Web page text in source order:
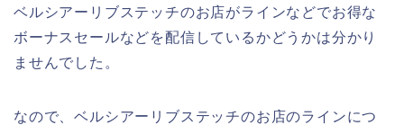
ベルシアーリブステッチのお店がラインなどでお得な
ボーナスセールなどを配信しているかどうかは分かり
ませんでした。
なので、ベルシアーリブステッチのお店のラインにつ